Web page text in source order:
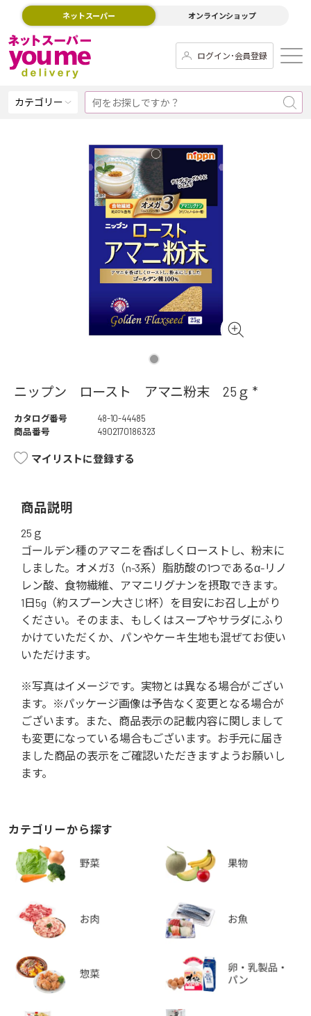
ネットスーパー オンラインショップ
ログイン･会員登録
カテゴリー
ニップン ロースト アマニ粉末 25ｇ *
カタログ番号
48-10-44485
商品番号
4902170186323
マイリストに登録する
商品説明
25ｇ
ゴールデン種のアマニを香ばしくローストし、粉末に
しました。オメガ3（n-3系）脂肪酸の1つであるα-リノ
レン酸、食物繊維、アマニリグナンを摂取できます。
1日5g（約スプーン大さじ1杯）を目安にお召し上がり
ください。そのまま、もしくはスープやサラダにふり
かけていただくか、パンやケーキ生地も混ぜてお使い
いただけます。
※写真はイメージです。実物とは異なる場合がござい
ます。※パッケージ画像は予告なく変更となる場合が
ございます。また、商品表示の記載内容に関しまして
も変更になっている場合もございます。お手元に届き
ました商品の表示をご確認いただきますようお願いし
ます。
カテゴリーから探す